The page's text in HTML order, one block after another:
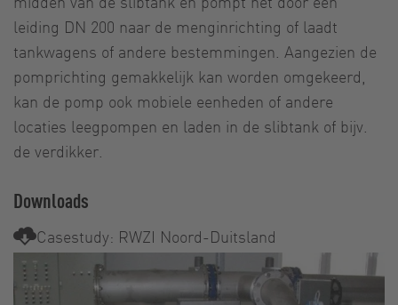
leiding DN 200 naar de menginrichting of laadt
tankwagens of andere bestemmingen. Aangezien de
pomprichting gemakkelijk kan worden omgekeerd,
kan de pomp ook mobiele eenheden of andere
locaties leegpompen en laden in de slibtank of bijv.
de verdikker.
Downloads
Casestudy: RWZI Noord-Duitsland